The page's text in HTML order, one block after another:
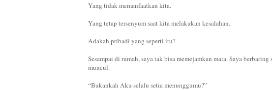
Yang tidak memanfaatkan kita.
Yang tetap tersenyum saat kita melakukan kesalahan.
Adakah pribadi yang seperti itu?
Sesampai di rumah, saya tak bisa memejamkan mata. Saya
muncul.
“Bukankah Aku selalu setia menunggumu?”